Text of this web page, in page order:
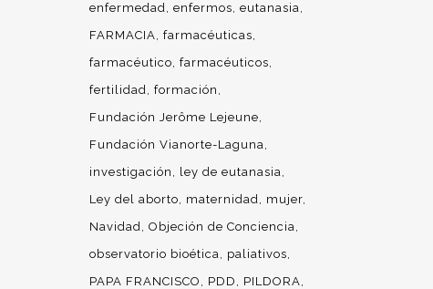
enfermedad enfermos eutanasia
FARMACIA farmacéuticas
farmacéutico farmacéuticos
fertilidad formación
Fundación Jerôme Lejeune
Fundación Vianorte-Laguna
investigación
ley de eutanasia
Ley del aborto
maternidad
mujer
Navidad Objeción de Conciencia
observatorio bioética
paliativos
PAPA FRANCISCO
PDD
PILDORA